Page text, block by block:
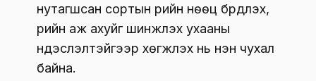
нутагшсан сортын үрийн нөөц бүрдүүлэх,
үрийн аж ахуйг шинжлэх ухааны
үндэслэлтэйгээр хөгжүүлэх нь нэн чухал
байна.